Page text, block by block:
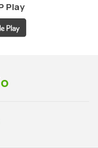
Play